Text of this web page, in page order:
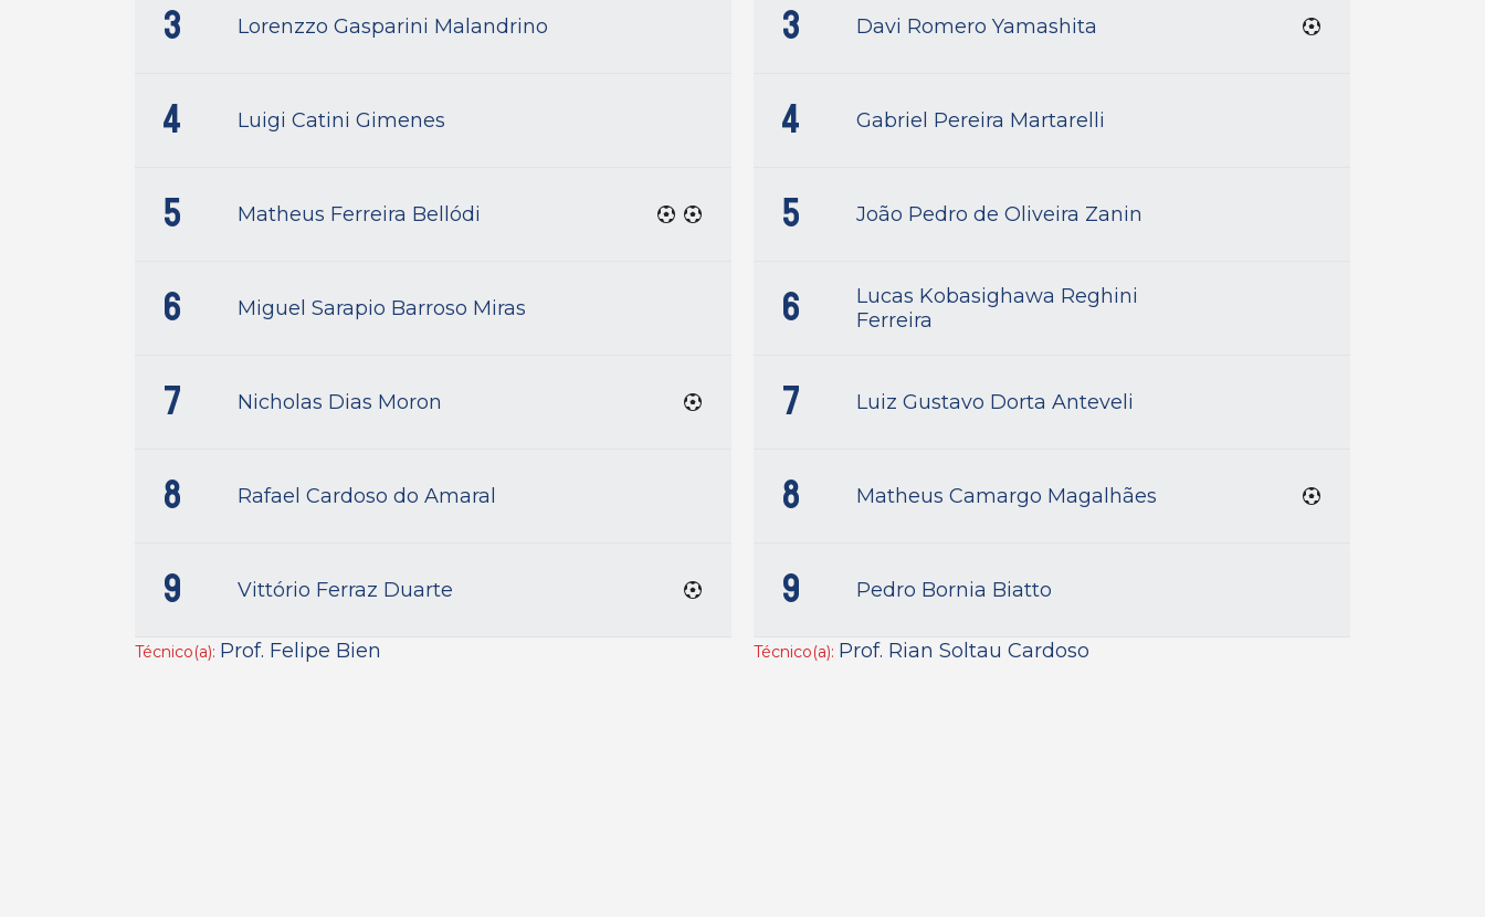
3 Lorenzzo Gasparini Malandrino
4 Luigi Catini Gimenes
5 Matheus Ferreira Bellódi
6 Miguel Sarapio Barroso Miras
7 Nicholas Dias Moron
8 Rafael Cardoso do Amaral
9 Vittório Ferraz Duarte
Técnico(a): Prof. Felipe Bien
3 Davi Romero Yamashita
4 Gabriel Pereira Martarelli
5 João Pedro de Oliveira Zanin
6
Lucas Kobasighawa Reghini
Ferreira
7 Luiz Gustavo Dorta Anteveli
8 Matheus Camargo Magalhães
9 Pedro Bornia Biatto
Técnico(a): Prof. Rian Soltau Cardoso